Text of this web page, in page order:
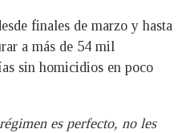
finales de marzo y hasta
a más de 54 mil
sin homicidios en poco
es perfecto, no les